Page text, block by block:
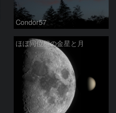
Condor57
ほぼ同位相の金星と月